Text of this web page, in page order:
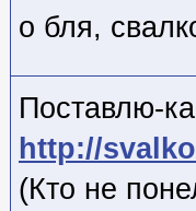
о бля,
Поставлю-
http://
(Кто не